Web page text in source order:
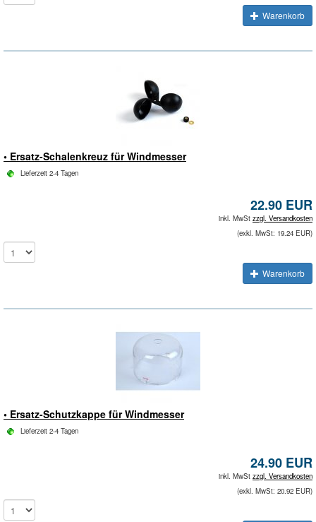
Warenkorb
• Ersatz-Schalenkreuz für Windmesser
Lieferzeit 2-4 Tagen
22.90 EUR
inkl. MwSt zzgl. Versandkosten
(exkl. MwSt: 19.24 EUR)
Warenkorb
• Ersatz-Schutzkappe für Windmesser
Lieferzeit 2-4 Tagen
24.90 EUR
inkl. MwSt zzgl. Versandkosten
(exkl. MwSt: 20.92 EUR)